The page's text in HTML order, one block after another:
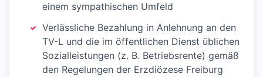
einem sympathischen Umfeld
Verlässliche Bezahlung in Anlehnung an den
TV-L und die im öffentlichen Dienst üblichen
Sozialleistungen (z. B. Betriebsrente) gemäß
den Regelungen der Erzdiözese Freiburg